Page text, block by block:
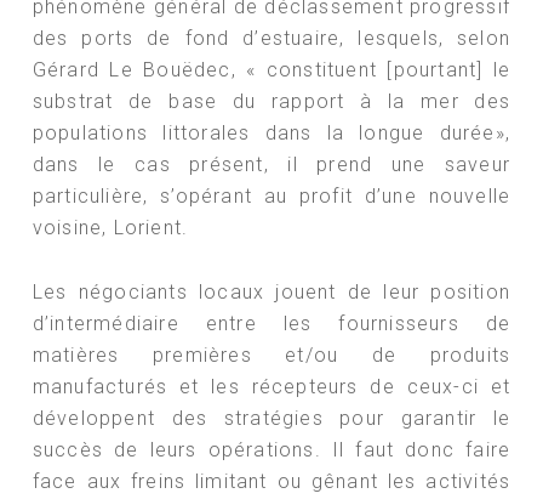
phénomène général de déclassement progressif
des ports de fond d’estuaire, lesquels, selon
Gérard Le Bouëdec, « constituent [pourtant] le
substrat de base du rapport à la mer des
populations littorales dans la longue durée»,
dans le cas présent, il prend une saveur
particulière, s’opérant au profit d’une nouvelle
voisine, Lorient.
Les négociants locaux jouent de leur position
d’intermédiaire entre les fournisseurs de
matières premières et/ou de produits
manufacturés et les récepteurs de ceux-ci et
développent des stratégies pour garantir le
succès de leurs opérations. Il faut donc faire
face aux freins limitant ou gênant les activités